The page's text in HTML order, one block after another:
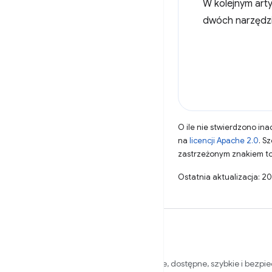
W kolejnym
dwóch
O ile nie stwierdzono
na licencji Apache 2.0.
zastrzeżonym znakiem
Ostatnia aktualizacja:
Chcemy pomóc Ci tworzyć atrakcyjne, dostępne, szybkie i